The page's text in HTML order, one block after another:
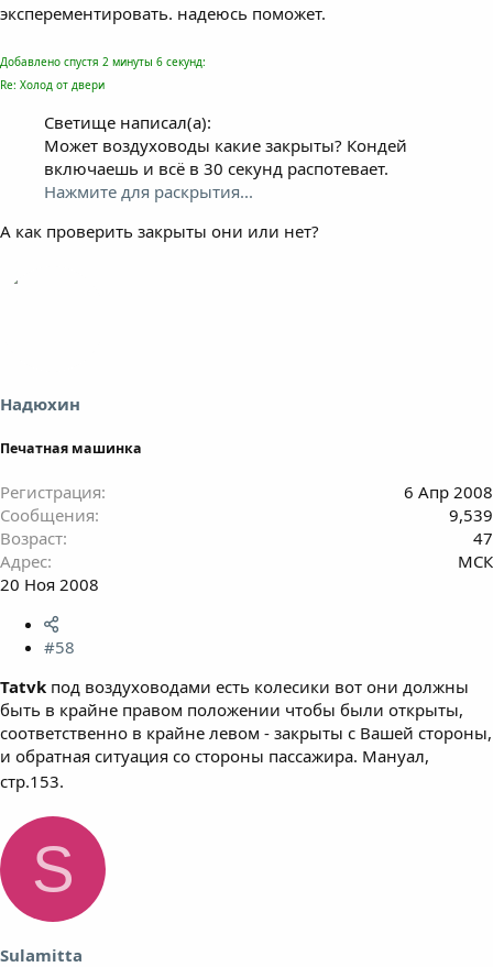
эксперементировать. надеюсь поможет.
Добавлено спустя 2 минуты 6 секунд:
Re: Холод от двери
Светище написал(а):
Может воздуховоды какие закрыты? Кондей
включаешь и всё в 30 секунд распотевает.
Нажмите для раскрытия...
А как проверить закрыты они или нет?
Надюхин
Печатная машинка
Регистрация
6 Апр 2008
Сообщения
9,539
Возраст
47
Адрес
МСК
20 Ноя 2008
#58
Tatvk под воздуховодами есть колесики вот они должны
быть в крайне правом положении чтобы были открыты,
соответственно в крайне левом - закрыты с Вашей стороны,
и обратная ситуация со стороны пассажира. Мануал,
стр.153.
S
Sulamitta